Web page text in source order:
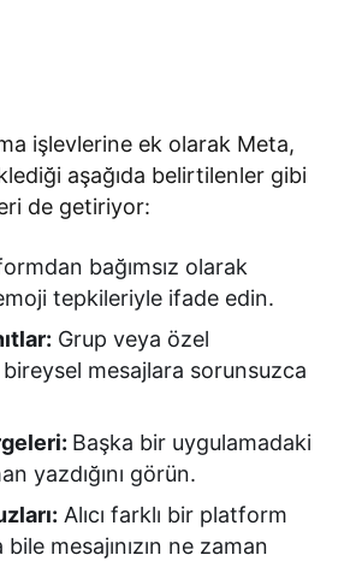
işlevlerine ek olarak Meta,
aşağıda belirtilenler gibi
de getiriyor:
bağımsız olarak
emoji tepkileriyle ifade edin.
Grup veya özel
mesajlara sorunsuzca
Başka bir uygulamadaki
yazdığını görün.
Alıcı farklı bir platform
mesajınızın ne zaman